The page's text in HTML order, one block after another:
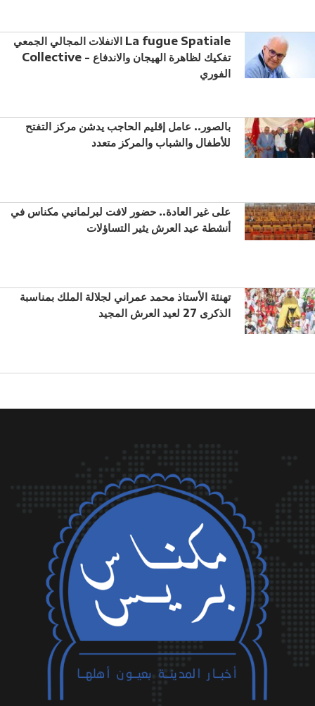
الانفلات المجالي الجمعي La fugue Spatiale
Collective - تفكيك لظاهرة الهيجان والاندفاع
الفوري
بالصور.. عامل إقليم الحاجب يدشن مركز التفتح
للأطفال والشباب والمركز متعدد
على غير العادة.. حضور لافت لبرلمانيي مكناس في
أنشطة عيد العرش يثير التساؤلات
تهنئة الأستاذ محمد عمراني لجلالة الملك بمناسبة
الذكرى 27 لعيد العرش المجيد